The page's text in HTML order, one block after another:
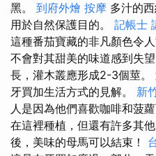
黑。 到府外燴 按摩 多汁的
用於自然保護目的。 記帳士
這種番茄寶藏的非凡顏色令
不會對其甜美的味道感到失望
長，灌木叢應形成2-3個莖。
牙買加生活方式的見解。 新
人是因為他們喜歡咖啡和菠
在這裡種植，但還有許多其
後，美味的母馬可以結束！